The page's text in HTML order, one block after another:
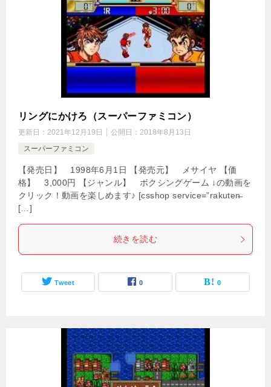
リングにかけろ（スーパーファミコン）
更新日： 2021年12月19日 公開日： 2018年8月13日
スーパーファミコン
【発売日】 1998年6月1日 【発売元】 メサイヤ 【価
格】 3,000円 【ジャンル】 ボクシングゲーム ↓の動画を
クリック！動画を楽しめます♪ [csshop service=”rakuten̶
[…]
続きを読む
Tweet 0 0